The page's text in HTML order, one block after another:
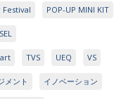
Festival POP-UP MINI KIT
SEL
TVS UEQ VS
メント イノベーション